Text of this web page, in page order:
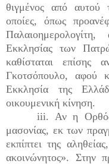
θιγμένος από αυτού
οποίες, όπως
Εκκλησίας των
καθίσταται επίσης
Γκοτσόπουλο, αφού
Εκκλησία της
οικουμενική κίνηση.
iii. Αν η Ορθόδοξη
μασονίας, εκ των
εκπίπτει της
ακοινώνητος». Στην